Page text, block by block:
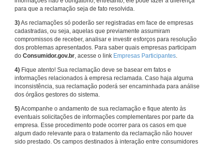
para que a reclamação seja de fato resolvida.
3)As reclamações só poderão ser registradas em face de empresas
cadastradas, ou seja, aquelas que previamente assumiram
compromissos de receber, analisar e investir esforços para resolução
dos problemas apresentados. Para saber quais empresas participam
do Consumidor.gov.br, acesse o link Empresas Participantes.
4) Fique atento! Sua reclamação deve se basear em fatos e
informações relacionados à empresa reclamada. Caso haja alguma
inconsistência, sua reclamação poderá ser encaminhada para análise
dos órgãos gestores do sistema.
5)Acompanhe o andamento de sua reclamação e fique atento às
eventuais solicitações de informações complementares por parte da
empresa. Esse procedimento pode ocorrer para os casos em que
algum dado relevante para o tratamento da reclamação não houver
sido prestado. Os campos destinados à interação entre consumidores